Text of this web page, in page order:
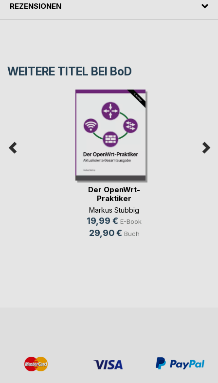
REZENSIONEN
WEITERE TITEL BEI BoD
Der OpenWrt-
Praktiker
Markus Stubbig
19,99 € E-Book
29,90 € Buch